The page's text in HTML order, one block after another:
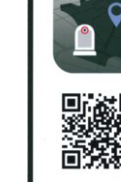
Stock épuisé